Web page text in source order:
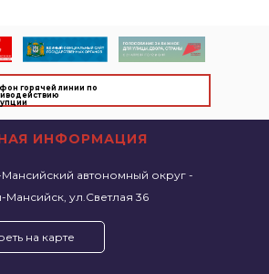
ИНФОРМАЦИЯ
Мансийский автономный округ -
Мансийск, ул.Светлая 36
на карте
горячей линии по